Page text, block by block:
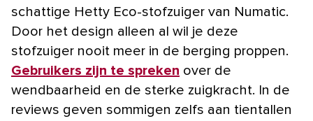
schattige Hetty Eco-stofzuiger van Numatic.
Door het design alleen al wil je deze
stofzuiger nooit meer in de berging proppen.
Gebruikers zijn te spreken over de
wendbaarheid en de sterke zuigkracht. In de
reviews geven sommigen zelfs aan tientallen